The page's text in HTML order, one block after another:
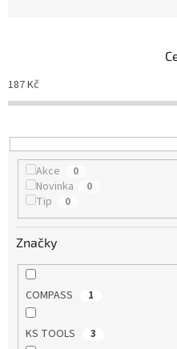
p
r
o
u
187Kč
Akce 0
Novinka 0
Tip 0
Značky
COMPASS 1
KS TOOLS 3